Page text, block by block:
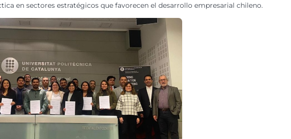
en sectores estratégicos que favorecen el desarrollo empresarial chileno.